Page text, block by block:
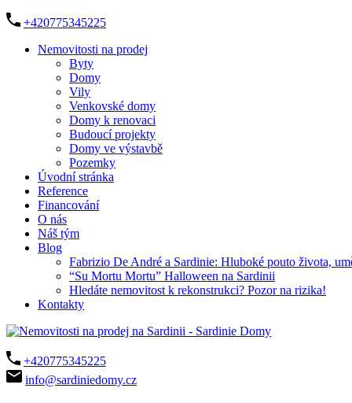
+420775345225
Nemovitosti na prodej
Byty
Domy
Vily
Venkovské domy
Domy k renovaci
Budoucí projekty
Domy ve výstavbě
Pozemky
Úvodní stránka
Reference
Financování
O nás
Náš tým
Blog
Fabrizio De André a Sardinie: Hluboké pouto života,
“Su Mortu Mortu” Halloween na Sardinii
Hledáte nemovitost k rekonstrukci? Pozor na rizika!
Kontakty
+420775345225
info@sardiniedomy.cz